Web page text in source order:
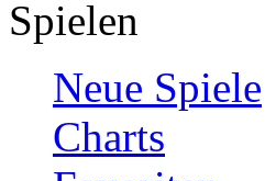
Spielen
Neue Spiele
Charts